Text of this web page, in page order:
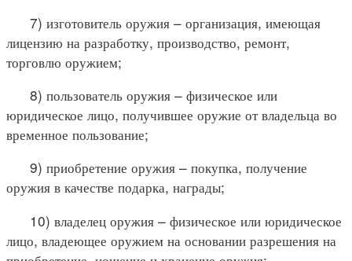
7) изготовитель оружия – организация, имеющая
лицензию на разработку, производство, ремонт,
торговлю оружием;
8) пользователь оружия – физическое или
юридическое лицо, получившее оружие от владельца во
временное пользование;
9) приобретение оружия – покупка, получение
оружия в качестве подарка, награды;
10) владелец оружия – физическое или юридическое
лицо, владеющее оружием на основании разрешения на